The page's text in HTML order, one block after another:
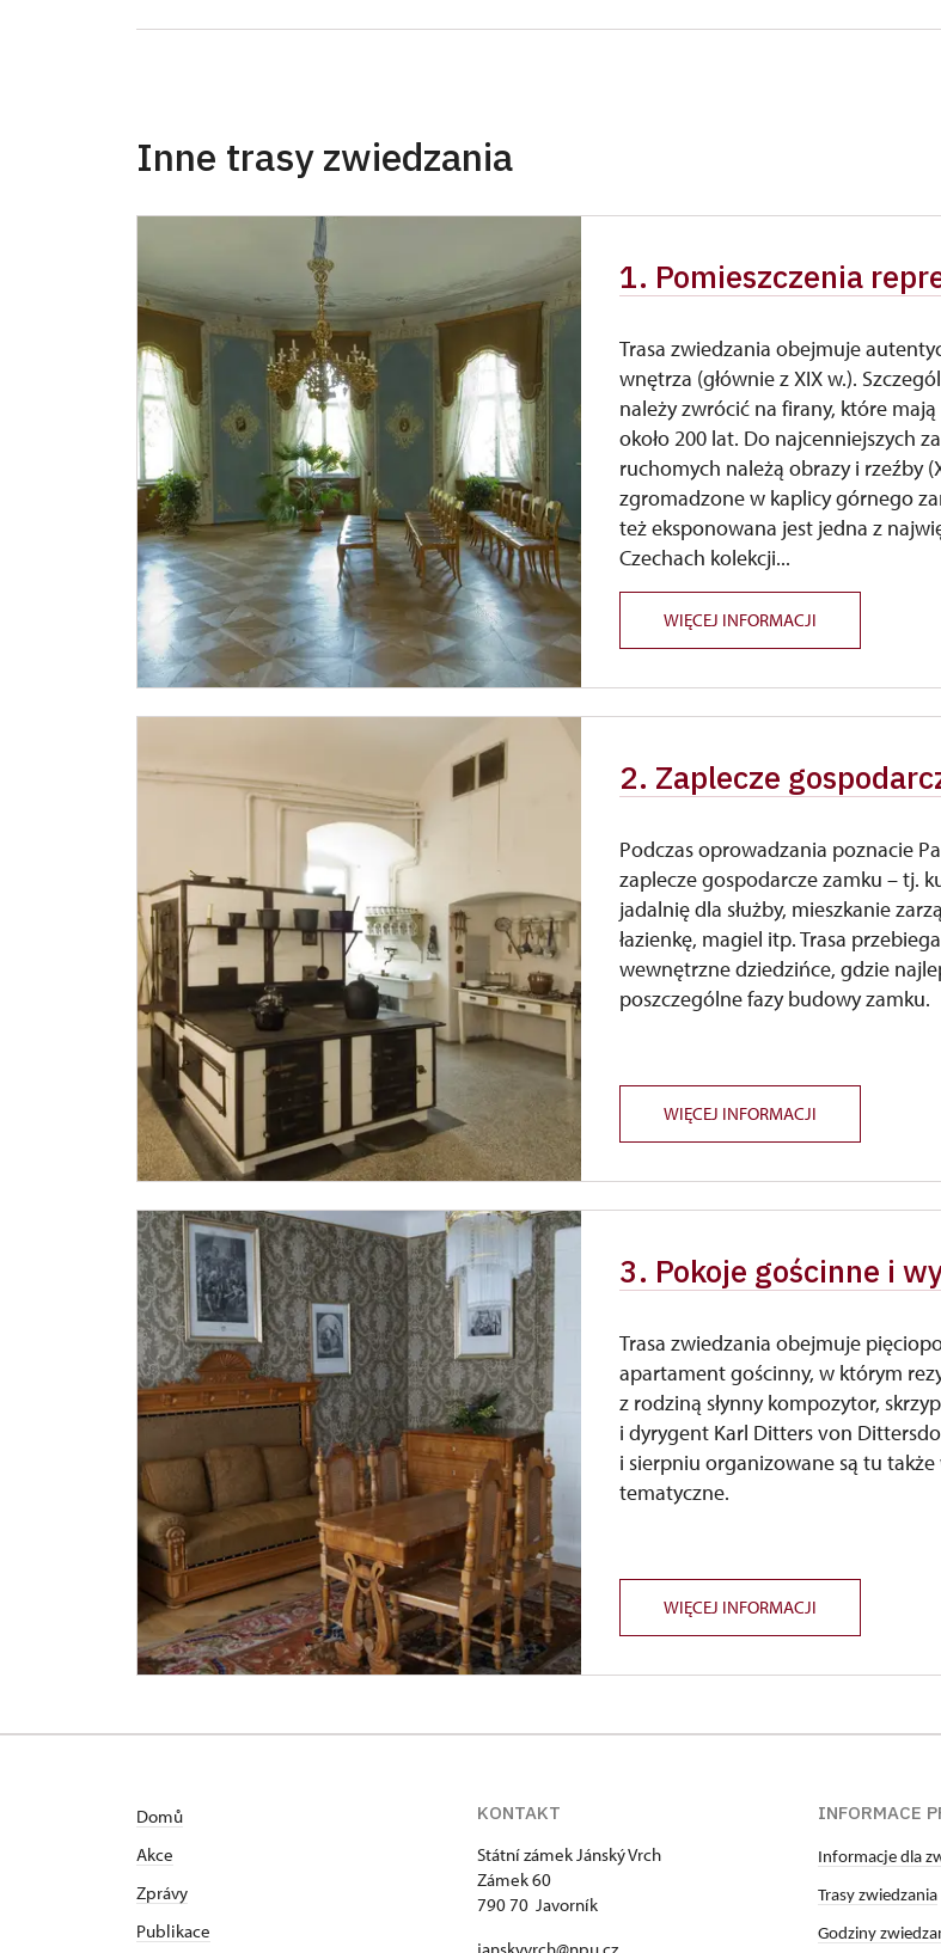
Inne trasy zwiedzania
1. Pomieszczenia
Trasa zwiedzania obejmuje
wnętrza (głównie z XIX w.).
należy zwrócić na firany, które
około 200 lat. Do najcenniejszych
ruchomych należą obrazy i rzeźby
zgromadzone w kaplicy górnego
też eksponowana jest jedna z
Czechach kolekcji...
WIĘCEJ INFORMACJI
2. Zaplecze
Podczas oprowadzania poznacie
zaplecze gospodarcze zamku – tj.
jadalnię dla służby, mieszkanie
łazienkę, magiel itp. Trasa
wewnętrzne dziedzińce, gdzie
poszczególne fazy budowy zamku.
WIĘCEJ INFORMACJI
3. Pokoje gościnne i
Trasa zwiedzania obejmuje
apartament gościnny, w którym
z rodziną słynny kompozytor,
i dyrygent Karl Ditters von
i sierpniu organizowane są tu
tematyczne.
WIĘCEJ INFORMACJI
Domů
Akce
Zprávy
Publikace
KONTAKT
Státní zámek Jánský Vrch
Zámek 60
790 70 Javorník
INFORMACE
Informacje dla
Trasy zwiedzania
Godziny